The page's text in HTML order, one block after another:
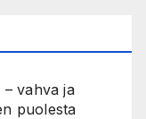
– vahva ja
puolesta